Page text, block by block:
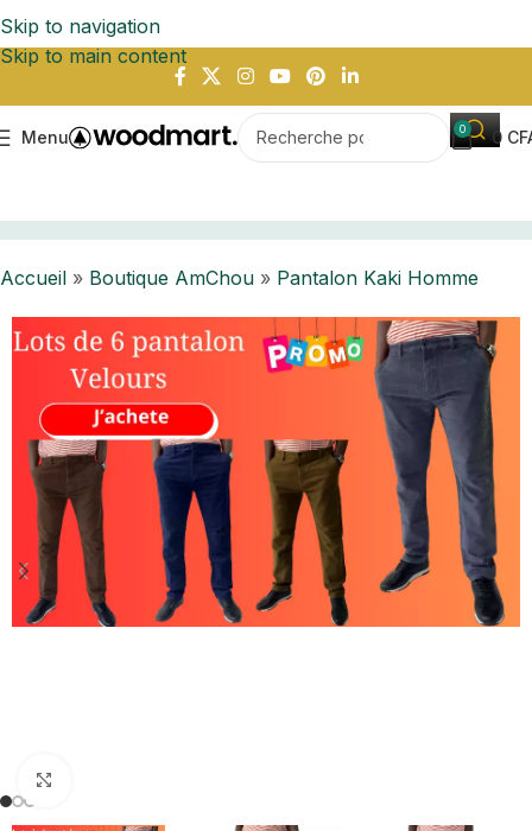
Skip to navigation
Skip to main content
Menu 0 0
Accueil » Boutique AmChou » Pantalon Kaki Homme